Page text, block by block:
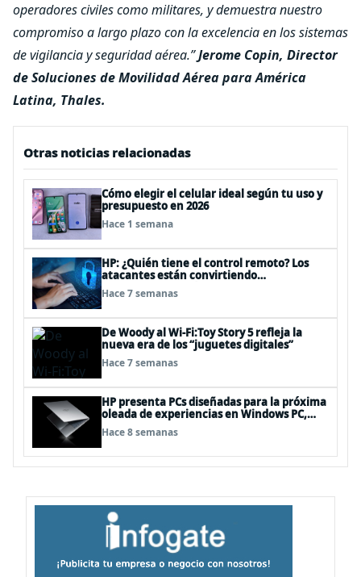
operadores civiles como militares, y demuestra nuestro
compromiso a largo plazo con la excelencia en los sistemas
de vigilancia y seguridad aérea.”Jerome Copin, Director
de Soluciones de Movilidad Aérea para América
Latina, Thales.
Otras noticias relacionadas
Cómo elegir el celular ideal según tu uso y
presupuesto en 2026
Hace 1 semana
HP: ¿Quién tiene el control remoto? Los
atacantes están convirtiendo
herramientas legítimas de acceso remoto
en puertas alternativas
Hace 7 semanas
De Woody al Wi-Fi:Toy Story 5 refleja la
nueva era de los “juguetes digitales”
Hace 7 semanas
HP presenta PCs diseñadas para la próxima
oleada de experiencias en Windows PC,
impulsadas por NVIDIA RTX Spark™
Hace 8 semanas